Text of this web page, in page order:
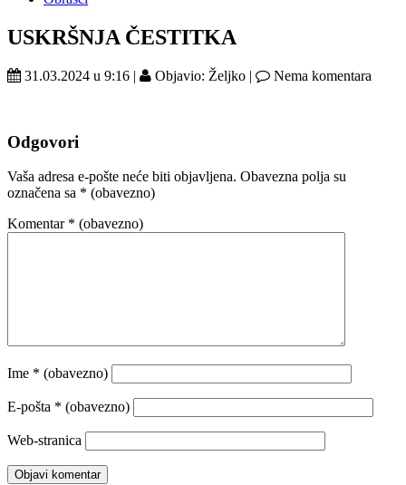
USKRŠNJA ČESTITKA
31.03.2024 u 9:16 | Objavio: Željko | Nema komentara
Odgovori
Vaša adresa e-pošte neće biti objavljena. Obavezna polja su
označena sa * (obavezno)
Komentar * (obavezno)
Ime * (obavezno)
E-pošta * (obavezno)
Web-stranica